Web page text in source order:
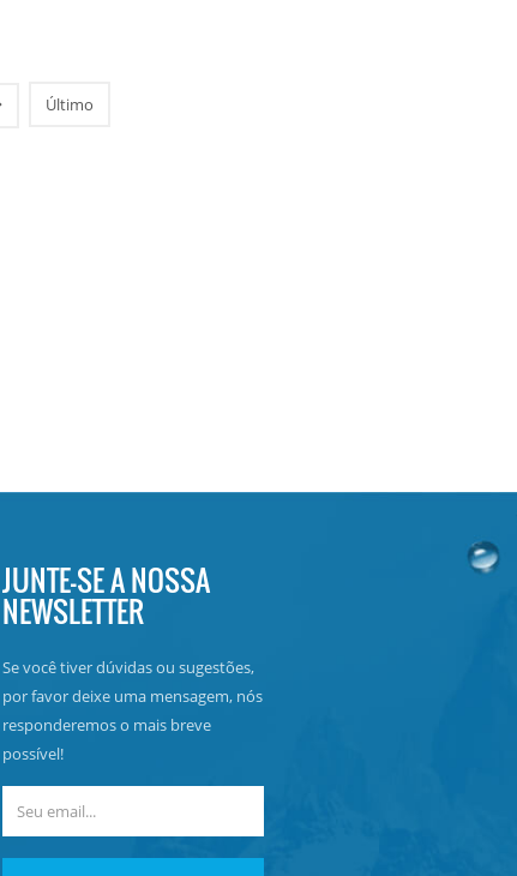
Último
JUNTE-SE A NOSSA
NEWSLETTER
Se você tiver dúvidas ou sugestões,
por favor deixe uma mensagem, nós
responderemos o mais breve
possível!